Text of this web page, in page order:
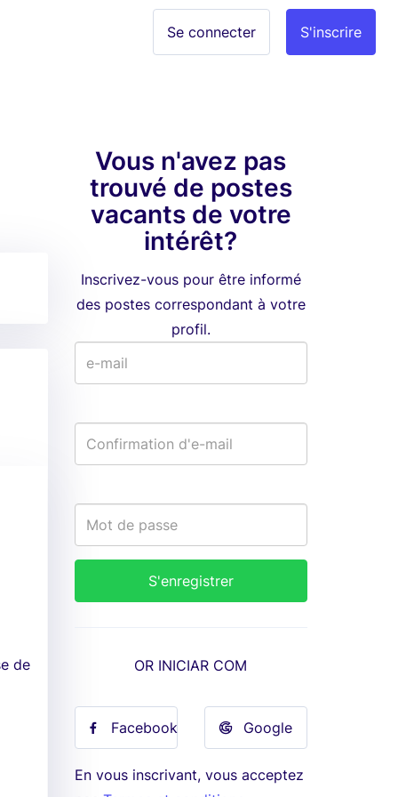
S'inscrire
Se connecter
de
Vous n'avez pas
trouvé de postes
vacants de votre
intérêt?
Inscrivez-vous pour être informé
des postes correspondant à votre
profil.
OR INICIAR COM
Facebook Google
En vous inscrivant, vous acceptez